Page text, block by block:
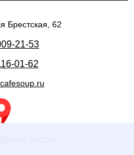
21-53
01-62
Брестская, 62